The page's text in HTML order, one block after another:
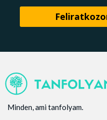
Minden, ami tanfolyam.